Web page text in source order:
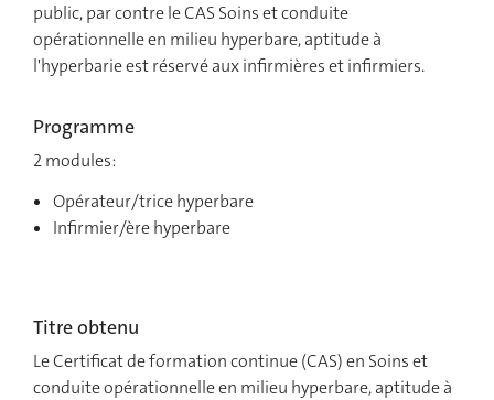
public, par contre le CAS Soins et conduite
opérationnelle en milieu hyperbare, aptitude à
l'hyperbarie est réservé aux infirmières et infirmiers.
Programme
2 modules:
Opérateur/trice hyperbare
Infirmier/ère hyperbare
Titre obtenu
Le Certificat de formation continue (CAS) en Soins et
conduite opérationnelle en milieu hyperbare, aptitude à